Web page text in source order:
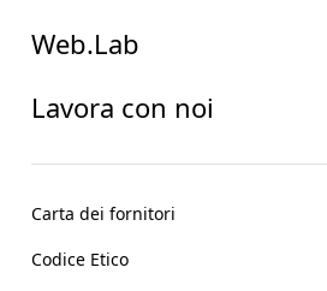
Web.Lab
Lavora con noi
Carta dei fornitori
Codice Etico